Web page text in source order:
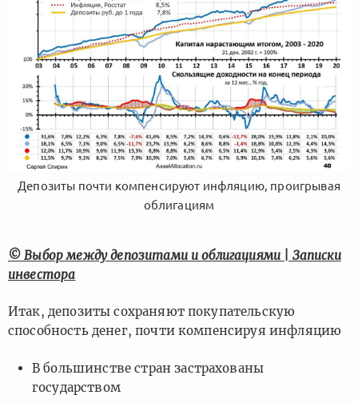
Депозиты почти компенсируют инфляцию, проигрывая
облигациям
© Выбор между депозитами и облигациями | Записки
инвестора
Итак, депозиты сохраняют покупательскую
способность денег, почти компенсируя инфляцию
В большинстве стран застрахованы
государством